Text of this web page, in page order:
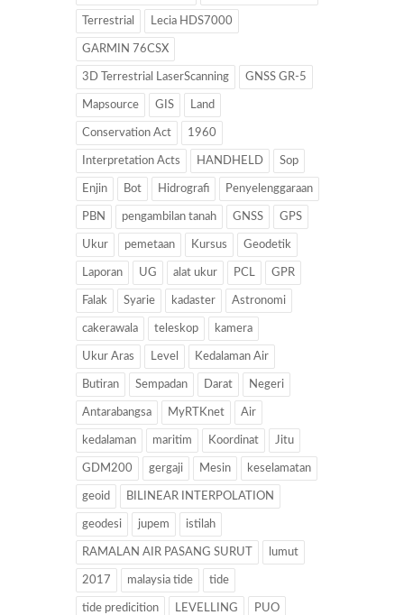
Terrestrial Lecia HDS7000
GARMIN 76CSX
3D Terrestrial LaserScanning GNSS GR-5
Mapsource GIS Land
Conservation Act 1960
Interpretation Acts HANDHELD Sop
Enjin Bot Hidrografi Penyelenggaraan
PBN pengambilan tanah GNSS GPS
Ukur pemetaan Kursus Geodetik
Laporan UG alat ukur PCL GPR
Falak Syarie kadaster Astronomi
cakerawala teleskop kamera
Ukur Aras Level Kedalaman Air
Butiran Sempadan Darat Negeri
Antarabangsa MyRTKnet Air
kedalaman maritim Koordinat Jitu
GDM200 gergaji Mesin keselamatan
geoid BILINEAR INTERPOLATION
geodesi jupem istilah
RAMALAN AIR PASANG SURUT lumut
2017 malaysia tide tide
tide predicition LEVELLING PUO